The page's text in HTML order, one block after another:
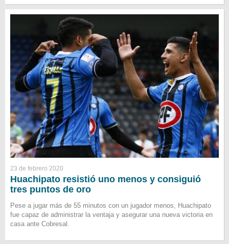
23 de febrero 2020
Huachipato resistió uno menos y consiguió
tres puntos de oro
Pese a jugar más de 55 minutos con un jugador menos, Huachipato
fue capaz de administrar la ventaja y asegurar una nueva victoria en
casa ante Cobresal.